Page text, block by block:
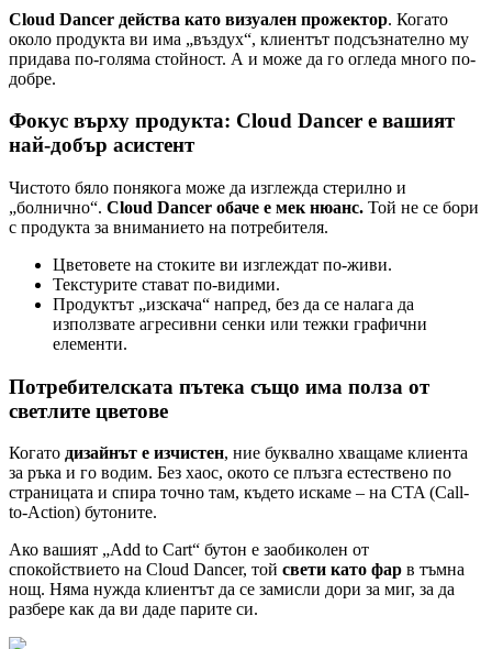
Cloud Dancer действа като визуален прожектор. Когато
около продукта ви има „въздух“, клиентът подсъзнателно му
придава по-голяма стойност. А и може да го огледа много по-
добре.
Фокус върху продукта: Cloud Dancer е вашият
най-добър асистент
Чистото бяло понякога може да изглежда стерилно и
„болнично“. Cloud Dancer обаче е мек нюанс. Той не се бори
с продукта за вниманието на потребителя.
Цветовете на стоките ви изглеждат по-живи.
Текстурите стават по-видими.
Продуктът „изскача“ напред, без да се налага да
използвате агресивни сенки или тежки графични
елементи.
Потребителската пътека също има полза от
светлите цветове
Когато дизайнът е изчистен, ние буквално хващаме клиента
за ръка и го водим. Без хаос, окото се плъзга естествено по
страницата и спира точно там, където искаме – на CTA (Call-
to-Action) бутоните.
Ако вашият „Add to Cart“ бутон е заобиколен от
спокойствието на Cloud Dancer, той свети като фар в тъмна
нощ. Няма нужда клиентът да се замисли дори за миг, за да
разбере как да ви даде парите си.